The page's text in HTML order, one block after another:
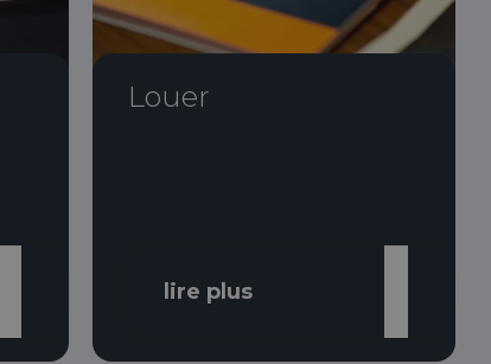
Louer
lire plus